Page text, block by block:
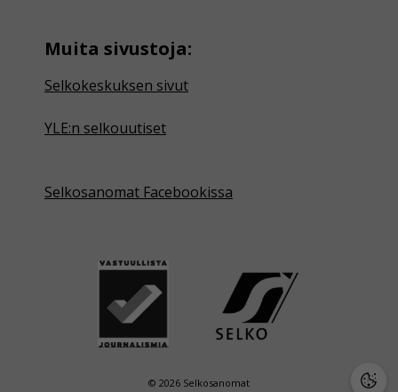
Muita sivustoja:
Selkokeskuksen sivut
YLE:n selkouutiset
Selkosanomat Facebookissa
© 2026 Selkosanomat